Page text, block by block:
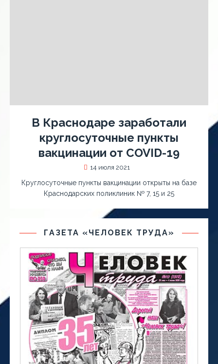
В Краснодаре заработали
круглосуточные пункты
вакцинации от COVID-19
14 июля 2021
Круглосуточные пункты вакцинации открыты на базе
Краснодарских поликлиник № 7, 15 и 25
ГАЗЕТА «ЧЕЛОВЕК ТРУДА»